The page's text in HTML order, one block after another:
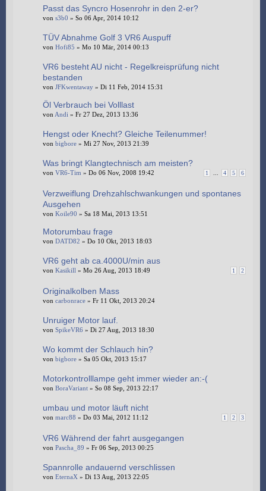
Passt das Syncro Hosenrohr in den 2-er?
von s3b0 » So 06 Apr, 2014 10:12
TÜV Abnahme Golf 3 VR6 Auspuff
von Hofi85 » Mo 10 Mär, 2014 00:13
VR6 besteht AU nicht - Regelkreisprüfung nicht
bestanden
von JFKwentaway » Di 11 Feb, 2014 15:31
Öl Verbrauch bei Volllast
von Andi » Fr 27 Dez, 2013 13:36
Hengst oder Knecht? Gleiche Teilenummer!
von bigbore » Mi 27 Nov, 2013 21:39
Was bringt Klangtechnisch am meisten?
1 4 5 6
von VR6-Tim » Do 06 Nov, 2008 19:42
Verzweiflung Drehzahlschwankungen und spontanes
Ausgehen
von Koile90 » Sa 18 Mai, 2013 13:51
Motorumbau frage
von DATD82 » Do 10 Okt, 2013 18:03
VR6 geht ab ca.4000U/min aus
1 2
von Kasikill » Mo 26 Aug, 2013 18:49
Originalkolben Mass
von carbonrace » Fr 11 Okt, 2013 20:24
Unruiger Motor lauf.
von SpikeVR6 » Di 27 Aug, 2013 18:30
Wo kommt der Schlauch hin?
von bigbore » Sa 05 Okt, 2013 15:17
Motorkontrolllampe geht immer wieder an:-(
von BoraVariant » So 08 Sep, 2013 22:17
umbau und motor läuft nicht
1 2 3
von marc88 » Do 03 Mai, 2012 11:12
VR6 Während der fahrt ausgegangen
von Pascha_89 » Fr 06 Sep, 2013 00:25
Spannrolle andauernd verschlissen
von EternaX » Di 13 Aug, 2013 22:05